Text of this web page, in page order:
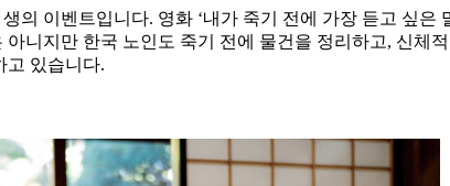
이벤트입니다. 영화 ‘내가 죽기 전에 가장 듣고 싶은
니지만 한국 노인도 죽기 전에 물건을 정리하고, 신체
고 있습니다.